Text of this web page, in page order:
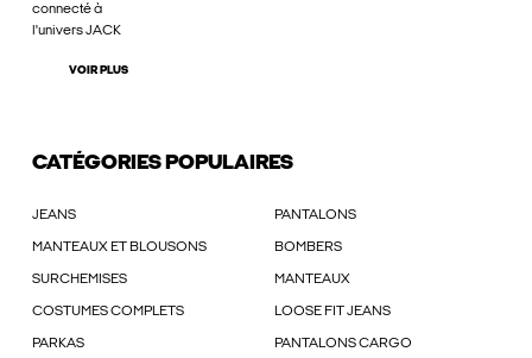
connecté à
l'univers JACK
VOIR PLUS
CATÉGORIES POPULAIRES
JEANS PANTALONS
MANTEAUX ET BLOUSONS BOMBERS
SURCHEMISES MANTEAUX
COSTUMES COMPLETS LOOSE FIT JEANS
PARKAS PANTALONS CARGO